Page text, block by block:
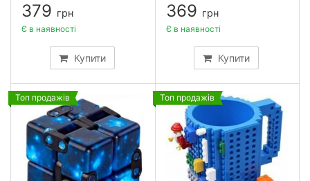
379 грн
Купити
Є в наявності
369 грн
Купити
Є в наявності
Топ продажів Топ продажів